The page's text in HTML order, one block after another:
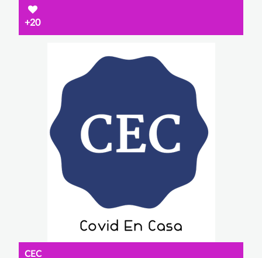
+20
CEC